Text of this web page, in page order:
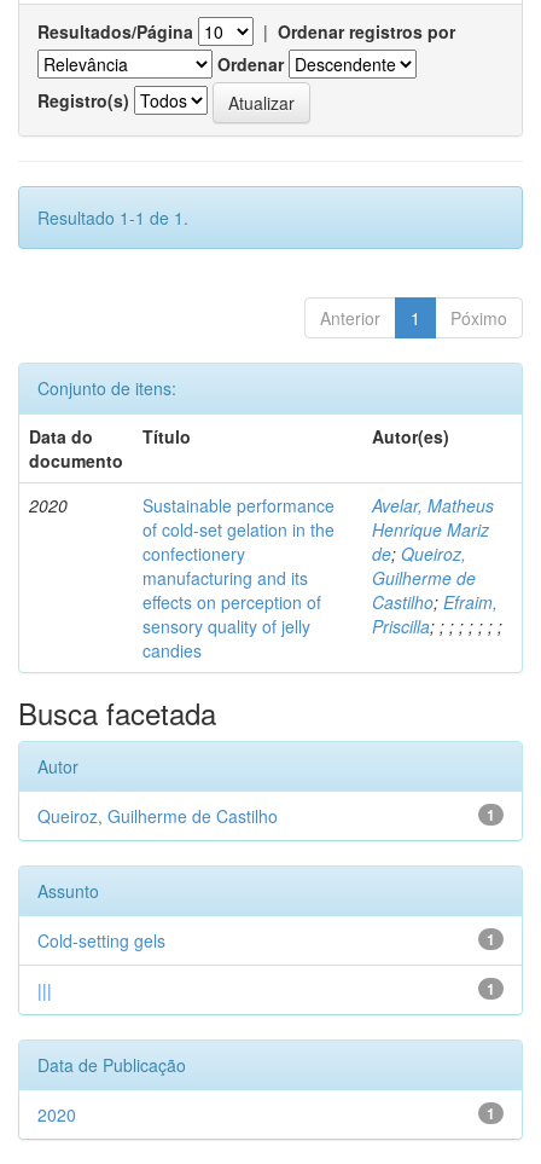
Resultados/Página | Ordenar registros por
Ordenar
Registro(s)
Resultado 1-1 de 1.
Anterior 1 Póximo
Conjunto de itens:
Data do
documento
Título Autor(es)
2020
Sustainable performance
of cold-set gelation in the
confectionery
manufacturing and its
effects on perception of
sensory quality of jelly
candies
Avelar, Matheus
Henrique Mariz
de; Queiroz,
Guilherme de
Castilho; Efraim,
Priscilla; ; ; ; ; ; ; ;
Busca facetada
Autor
1
Queiroz, Guilherme de Castilho
Assunto
1
Cold-setting gels
1
|||
Data de Publicação
1
2020